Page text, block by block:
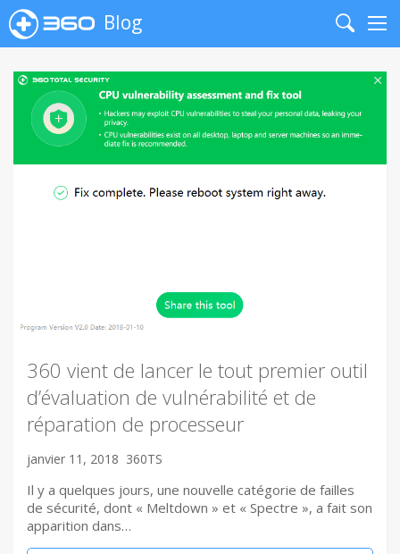
Blog
Search
360 vient de lancer le tout premier outil
d’évaluation de vulnérabilité et de
réparation de processeur
janvier 11, 2018 360TS
Il y a quelques jours, une nouvelle catégorie de failles
de sécurité, dont « Meltdown » et « Spectre », a fait son
apparition dans…